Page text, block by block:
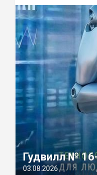
Гудвилл №
03.08.2026